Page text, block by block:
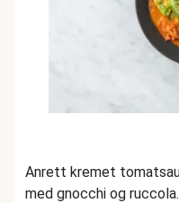
Anrett kremet
med gnocchi og ruccola.